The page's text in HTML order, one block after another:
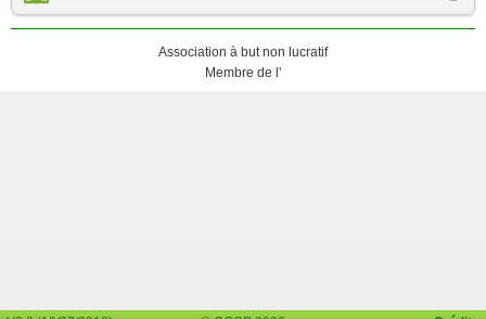
Association à but non lucratif
Membre de l'